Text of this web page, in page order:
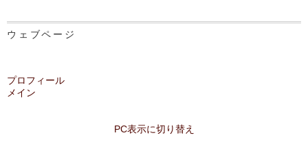
ウェブページ
プロフィール
メイン
PC表示に切り替え